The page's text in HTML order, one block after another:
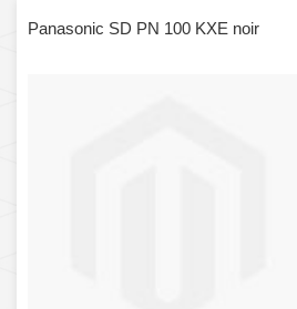
Panasonic SD PN 100 KXE noir